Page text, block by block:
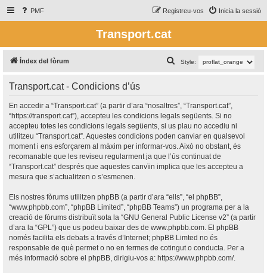
PMF Inicia la sessió
Registreu-vos
Transport.cat
Índex del fòrum Style:
e
c
a
Transport.cat - Condicions d’ús
En accedir a “Transport.cat” (a partir d’ara “nosaltres”, “Transport.cat”,
“https://transport.cat”), accepteu les condicions legals següents. Si no
accepteu totes les condicions legals següents, si us plau no accediu ni
utilitzeu “Transport.cat”. Aquestes condicions poden canviar en qualsevol
moment i ens esforçarem al màxim per informar-vos. Això no obstant, és
recomanable que les reviseu regularment ja que l’ús continuat de
“Transport.cat” després que aquestes canvïin implica que les accepteu a
mesura que s’actualitzen o s’esmenen.
Els nostres fòrums utilitzen phpBB (a partir d’ara “ells”, “el phpBB”,
“www.phpbb.com”, “phpBB Limited”, “phpBB Teams”) un programa per a la
creació de fòrums distribuït sota la “GNU General Public License v2” (a partir
d’ara la “GPL”) que us podeu baixar des de www.phpbb.com . El phpBB
només facilita els debats a través d’Internet; phpBB Limted no és
responsable de què permet o no en termes de cotingut o conducta. Per a
més informació sobre el phpBB, dirigiu-vos a: https://www.phpbb.com/.